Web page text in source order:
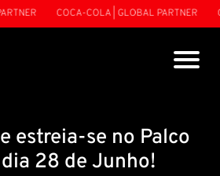
COCA-COLA | GLOBAL PARTNER
estreia-se no Palco
28 de Junho!